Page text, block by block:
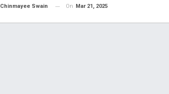
Chinmayee Swain On Mar 21, 2025